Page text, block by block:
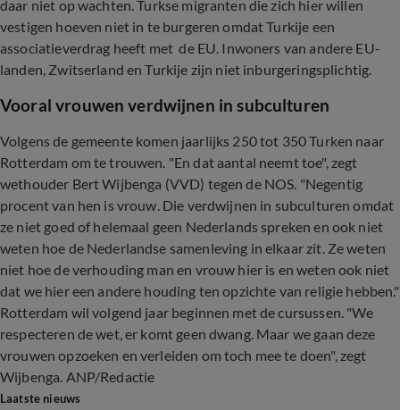
daar niet op wachten. Turkse migranten die zich hier willen
vestigen hoeven niet in te burgeren omdat Turkije een
associatieverdrag heeft met de EU. Inwoners van andere EU-
landen, Zwitserland en Turkije zijn niet inburgeringsplichtig.
Vooral vrouwen verdwijnen in subculturen
Volgens de gemeente komen jaarlijks 250 tot 350 Turken naar
Rotterdam om te trouwen. "En dat aantal neemt toe", zegt
wethouder Bert Wijbenga (VVD) tegen de NOS. "Negentig
procent van hen is vrouw. Die verdwijnen in subculturen omdat
ze niet goed of helemaal geen Nederlands spreken en ook niet
weten hoe de Nederlandse samenleving in elkaar zit. Ze weten
niet hoe de verhouding man en vrouw hier is en weten ook niet
dat we hier een andere houding ten opzichte van religie hebben."
Rotterdam wil volgend jaar beginnen met de cursussen. "We
respecteren de wet, er komt geen dwang. Maar we gaan deze
vrouwen opzoeken en verleiden om toch mee te doen", zegt
Wijbenga. ANP/Redactie
Laatste nieuws